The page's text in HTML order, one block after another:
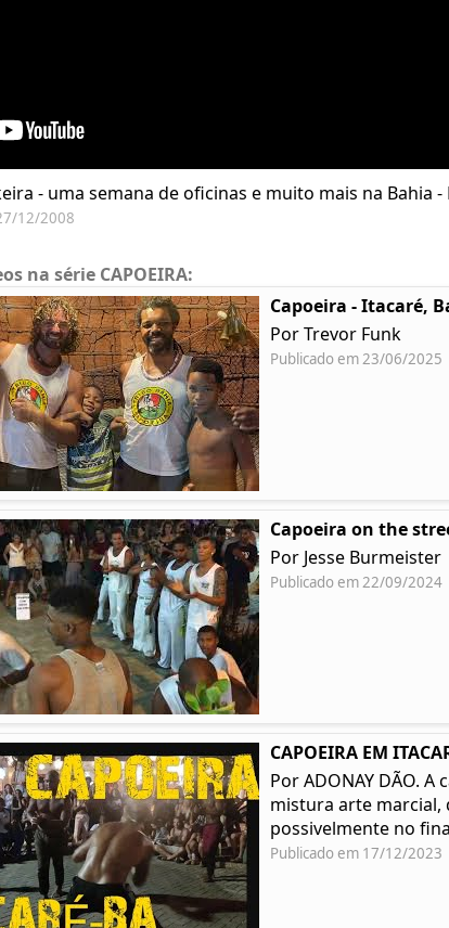
- uma semana de oficinas e muito mais na Bahia
12/2008
na série CAPOEIRA:
Capoeira - Itacaré,
Por Trevor Funk
Publicado em 23/06/2025
Capoeira on the
Por Jesse Burmeister
Publicado em 22/09/2024
CAPOEIRA EM
Por ADONAY DÃO.
mistura arte marcial,
possivelmente no
Publicado em 17/12/2023